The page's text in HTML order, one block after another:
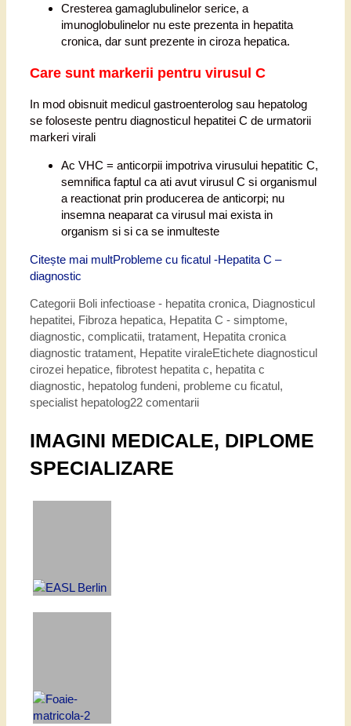
Cresterea gamaglubulinelor serice, a
imunoglobulinelor nu este prezenta in hepatita
cronica, dar sunt prezente in ciroza hepatica.
Care sunt markerii pentru virusul C
In mod obisnuit medicul gastroenterolog sau hepatolog
se foloseste pentru diagnosticul hepatitei C de urmatorii
markeri virali
Ac VHC = anticorpii impotriva virusului hepatitic C,
semnifica faptul ca ati avut virusul C si organismul
a reactionat prin producerea de anticorpi; nu
insemna neaparat ca virusul mai exista in
organism si si ca se inmulteste
Citește mai multProbleme cu ficatul -Hepatita C –
diagnostic
Categorii Boli infectioase - hepatita cronica, Diagnosticul
hepatitei, Fibroza hepatica, Hepatita C - simptome,
diagnostic, complicatii, tratament, Hepatita cronica
diagnostic tratament, Hepatite viraleEtichete diagnosticul
cirozei hepatice, fibrotest hepatita c, hepatita c
diagnostic, hepatolog fundeni, probleme cu ficatul,
specialist hepatolog22 comentarii
IMAGINI MEDICALE, DIPLOME
SPECIALIZARE